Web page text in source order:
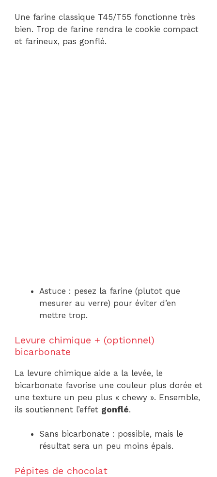
Une farine classique T45/T55 fonctionne très
bien. Trop de farine rendra le cookie compact
et farineux, pas gonflé.
Astuce : pesez la farine (plutot que
mesurer au verre) pour éviter d’en
mettre trop.
Levure chimique + (optionnel)
bicarbonate
La levure chimique aide a la levée, le
bicarbonate favorise une couleur plus dorée et
une texture un peu plus « chewy ». Ensemble,
ils soutiennent l’effet gonflé.
Sans bicarbonate : possible, mais le
résultat sera un peu moins épais.
Pépites de chocolat